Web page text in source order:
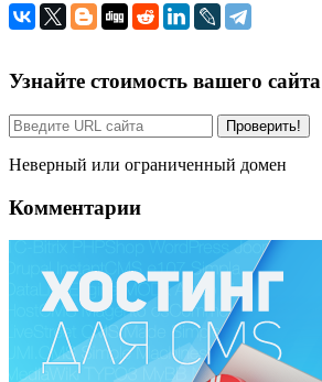
Узнайте стоимость вашего сайта
Проверить!
Неверный или ограниченный домен
Комментарии